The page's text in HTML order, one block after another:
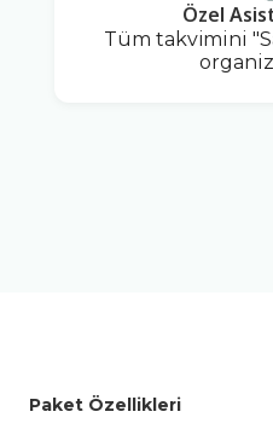
Özel
Tüm takvimini
Paket Özellikleri